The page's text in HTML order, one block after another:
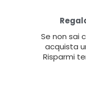
Se non sai
acquista
Risparmi